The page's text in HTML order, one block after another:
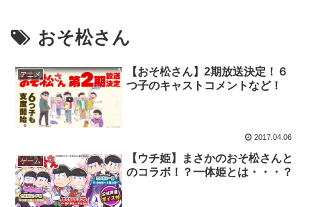
おそ松さん
アニメ
【おそ松さん】2期放送決定！６
つ子のキャストコメントなど！
2017.04.06
ゲーム
【ウチ姫】まさかのおそ松さんと
のコラボ！？一体姫とは・・・？